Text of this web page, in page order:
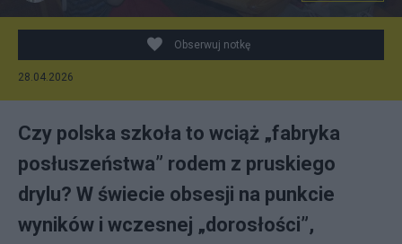
dziecisawazne.pl
Obserwuj notkę
28.04.2026
Czy polska szkoła to wciąż „fabryka
posłuszeństwa” rodem z pruskiego
drylu? W świecie obsesji na punkcie
wyników i wczesnej „dorosłości”,